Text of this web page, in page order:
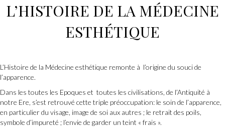
L’HISTOIRE DE LA MÉDECINE
ESTHÉTIQUE
L’Histoire de la Médecine esthétique remonte à l’origine du souci de
l’apparence.
Dans les toutes les Epoques et toutes les civilisations, de l’Antiquité à
notre Ere, s’est retrouvé cette triple préoccupation: le soin de l’apparence,
en particulier du visage, image de soi aux autres ; le retrait des poils,
symbole d’impureté ; l’envie de garder un teint « frais ».